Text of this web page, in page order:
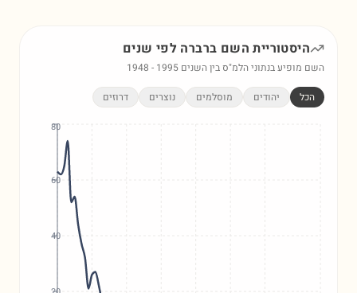
היסטוריית השם ברברה לפי שנים
השם מופיע בנתוני הלמ"ס בין השנים 1948 - 1995
הכל יהודים מוסלמים נוצרים דרוזים
40
60
80